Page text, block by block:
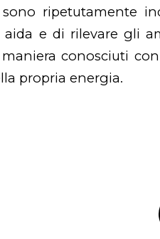
sono ripetutamente
aida e di rilevare gli
conosciuti
propria energia.